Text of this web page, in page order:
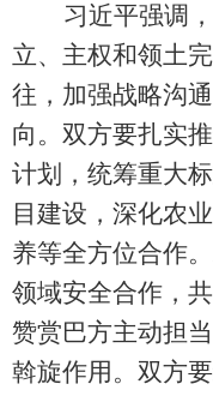
习近平强调
立、主权和领土
往，加强战略沟
向。双方要扎实
计划，统筹重大
目建设，深化农
养等全方位合作
领域安全合作，
赞赏巴方主动担
斡旋作用。双方